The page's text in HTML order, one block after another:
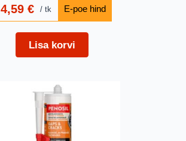
4,59€ tk
Lisa korvi